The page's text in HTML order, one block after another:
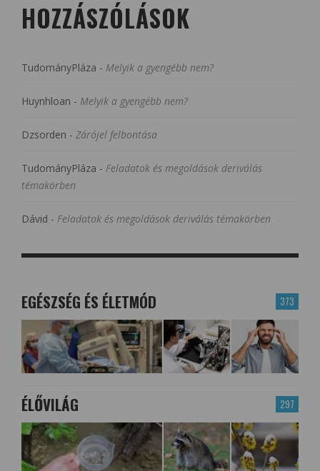
HOZZÁSZÓLÁSOK
TudományPláza - Melyik a gyengébb nem?
Huynhloan - Melyik a gyengébb nem?
Dzsorden - Zárójel felbontása
TudományPláza - Feladatok és megoldások deriválás
témakörben
Dávid - Feladatok és megoldások deriválás témakörben
373
EGÉSZSÉG ÉS ÉLETMÓD
297
ÉLŐVILÁG